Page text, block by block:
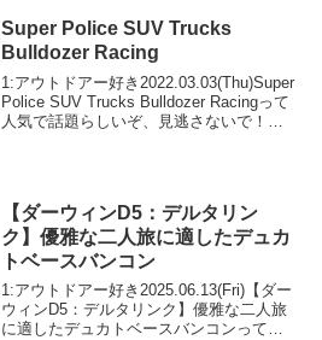
注目です！3:アウトドア...
Super Police SUV Trucks
Bulldozer Racing
1:アウトドアー好き2022.03.03(Thu)Super
Police SUV Trucks Bulldozer Racingって
人気で話題らしいぞ、見逃さないで！！
【ダーウィンD5：デルタリン
ク】優雅な二人旅に適したデュカ
トベースバンコン
1:アウトドアー好き2025.06.13(Fri)【ダー
ウィンD5：デルタリンク】優雅な二人旅
に適したデュカトベースバンコンって人